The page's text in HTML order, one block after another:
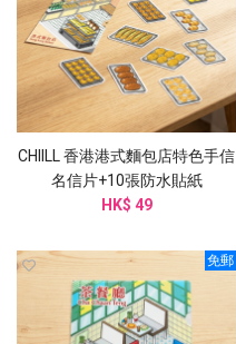
CHIILL 香港港式麵包店特色手信
名信片+10張防水貼紙
HK$ 49
免郵